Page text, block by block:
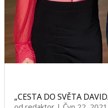
„CESTA DO SVĚTA